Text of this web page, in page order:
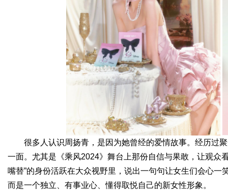
很多人认识周扬青，是因为她曾经的爱情故事。经历过
一面。尤其是《乘风2024》舞台上那份自信与果敢，让观众
嘴替”的身份活跃在大众视野里，说出一句句让女生们会心一
而是一个独立、有事业心、懂得取悦自己的新女性形象。